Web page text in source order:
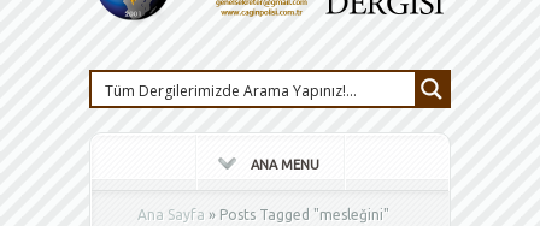
ANA MENU
Ana Sayfa » Posts Tagged "mesleğini"